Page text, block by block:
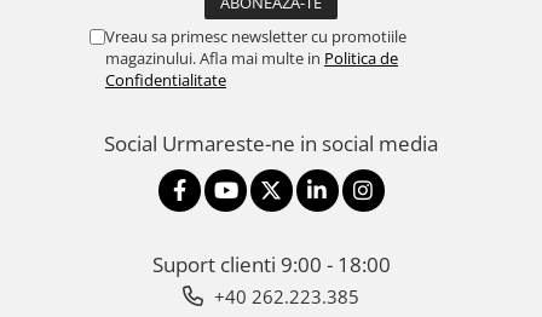
Vreau sa primesc newsletter cu promotiile
magazinului. Afla mai multe in Politica de
Confidentialitate
Social Urmareste-ne in social media
Suport clienti 9:00 - 18:00
+40 262.223.385